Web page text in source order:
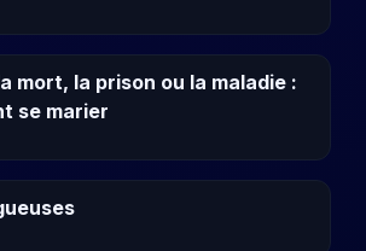
mort, la prison ou la maladie :
se marier